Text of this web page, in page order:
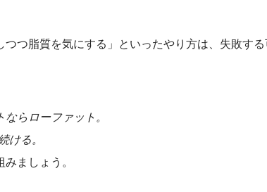
つ脂質を気にする」といったやり方は、失敗する
らローファット。
ける。
ましょう。